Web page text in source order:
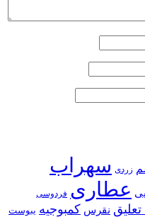
زردی سهراب
عطاری فردوسی
نقرس کمبوجیه یبوست